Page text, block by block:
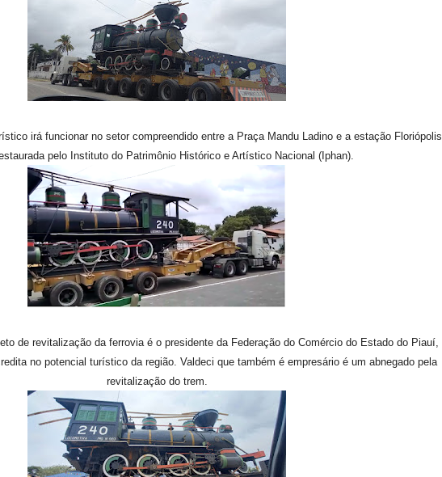
irá funcionar no setor compreendido entre a Praça Mandu Ladino e a estação Floriópolis
pelo Instituto do Patrimônio Histórico e Artístico Nacional (Iphan).
de revitalização da ferrovia é o presidente da Federação do Comércio do Estado do Piauí,
no potencial turístico da região. Valdeci que também é empresário é um abnegado pela
revitalização do trem.